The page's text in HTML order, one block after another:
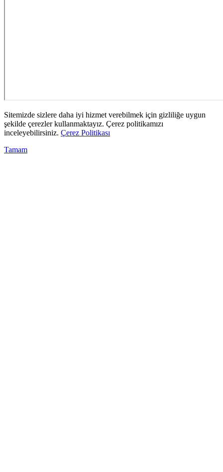
Sitemizde sizlere daha iyi hizmet verebilmek için gizliliğe uygun
şekilde çerezler kullanmaktayız. Çerez politikamızı
inceleyebilirsiniz. Çerez Politikası
Tamam